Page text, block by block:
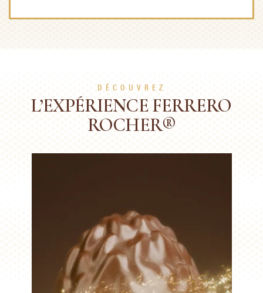
DÉCOUVREZ
L’EXPÉRIENCE FERRERO
ROCHER®